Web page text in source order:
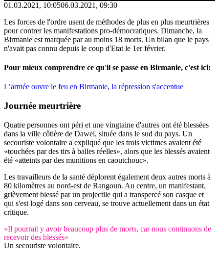
01.03.2021, 10:0506.03.2021, 09:30
Les forces de l'ordre usent de méthodes de plus en plus meurtrières
pour contrer les manifestations pro-démocratiques. Dimanche, la
Birmanie est marquée par au moins 18 morts. Un bilan que le pays
n'avait pas connu depuis le coup d'Etat le 1er février.
Pour mieux comprendre ce qu'il se passe en Birmanie, c'est ici:
L’armée ouvre le feu en Birmanie, la répression s'accentue
Journée meurtrière
Quatre personnes ont péri et une vingtaine d'autres ont été blessées
dans la ville côtière de Dawei, située dans le sud du pays. Un
secouriste volontaire a expliqué que les trois victimes avaient été
«touchées par des tirs à balles réelles», alors que les blessés avaient
été «atteints par des munitions en caoutchouc».
Les travailleurs de la santé déplorent également deux autres morts à
80 kilomètres au nord-est de Rangoun. Au centre, un manifestant,
grièvement blessé par un projectile qui a transpercé son casque et
qui s'est logé dans son cerveau, se trouve actuellement dans un état
critique.
«Il pourrait y avoir beaucoup plus de morts, car nous continuons de
recevoir des blessés»
Un secouriste volontaire.